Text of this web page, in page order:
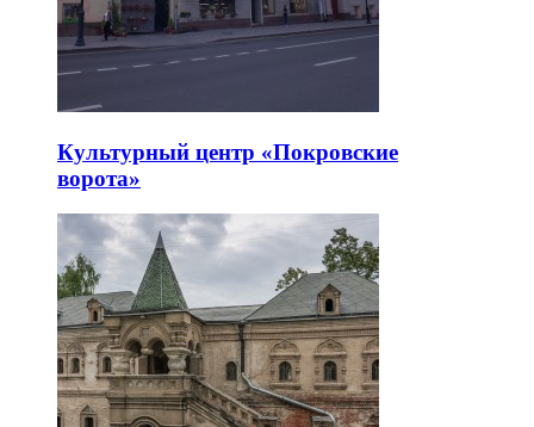
Культурный центр «Покровские
ворота»